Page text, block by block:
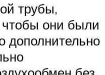
трубы,
они были
дополнительно